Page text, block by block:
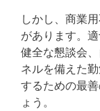
しかし、商業
があります。
健全な懇談会
ネルを備えた
するための最
ょう。